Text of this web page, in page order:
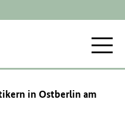
in Ostberlin am